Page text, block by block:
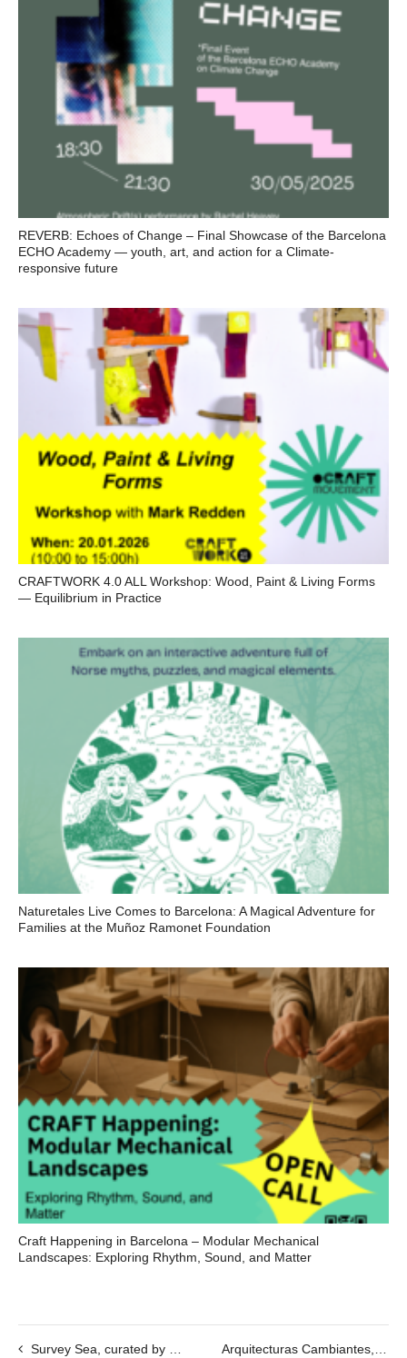
REVERB: Echoes of Change – Final Showcase of the Barcelona
ECHO Academy — youth, art, and action for a Climate-
responsive future
CRAFTWORK 4.0 ALL Workshop: Wood, Paint & Living Forms
— Equilibrium in Practice
Naturetales Live Comes to Barcelona: A Magical Adventure for
Families at the Muñoz Ramonet Foundation
Craft Happening in Barcelona – Modular Mechanical
Landscapes: Exploring Rhythm, Sound, and Matter
Survey Sea, curated by Valentina Casacchia 11/04 @19h